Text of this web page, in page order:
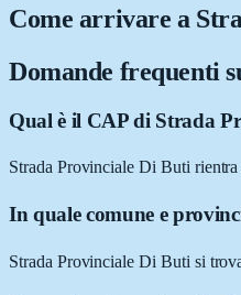
Come arrivare a
Domande frequenti
Qual è il CAP di Strada
Strada Provinciale Di Buti
In quale comune e
Strada Provinciale Di Buti si